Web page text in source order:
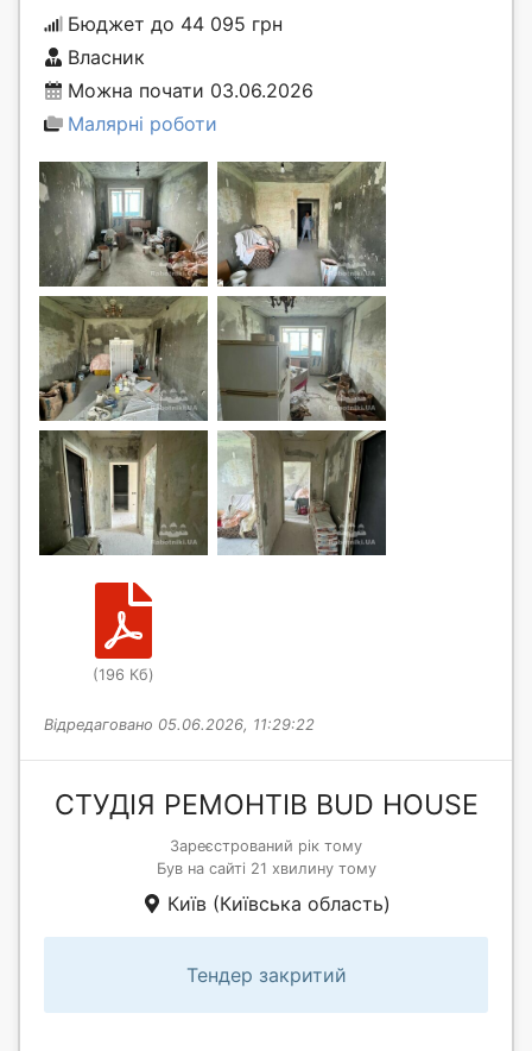
Бюджет до 44 095 грн
Власник
Можна почати 03.06.2026
Малярні роботи
(196 Кб)
Відредаговано 05.06.2026, 11:29:22
СТУДІЯ РЕМОНТІВ BUD HOUSE
Зареєстрований рік тому
Був на сайті 21 хвилину тому
Київ (Київська область)
Тендер закритий